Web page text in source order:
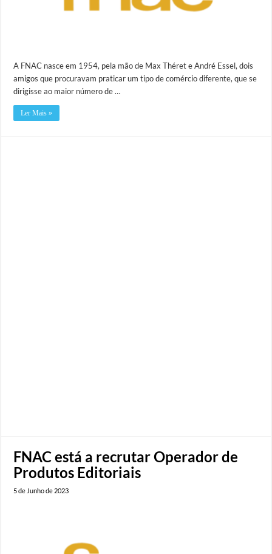
A FNAC nasce em 1954, pela mão de Max Théret e André Essel, dois
amigos que procuravam praticar um tipo de comércio diferente, que se
dirigisse ao maior número de …
Ler Mais »
FNAC está a recrutar Operador de
Produtos Editoriais
5 de Junho de 2023